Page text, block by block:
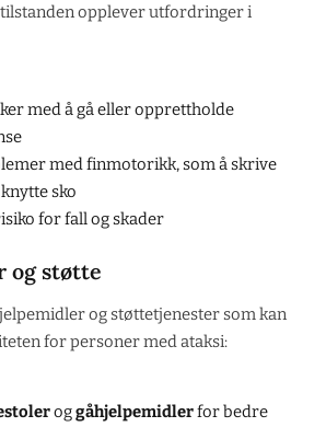
opplever utfordringer i
med å gå eller opprettholde
med finmotorikk, som å skrive
sko
for fall og skader
og støtte
og støttetjenester som kan
for personer med ataksi:
oggåhjelpemidlerfor bedre